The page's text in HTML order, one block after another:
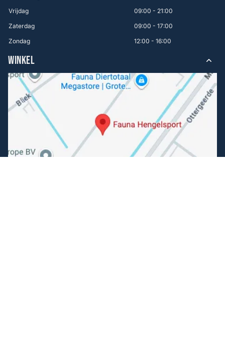
Vrijdag
09:00 - 21:00
Zaterdag
09:00 - 17:00
Zondag
12:00 - 16:00
WINKEL